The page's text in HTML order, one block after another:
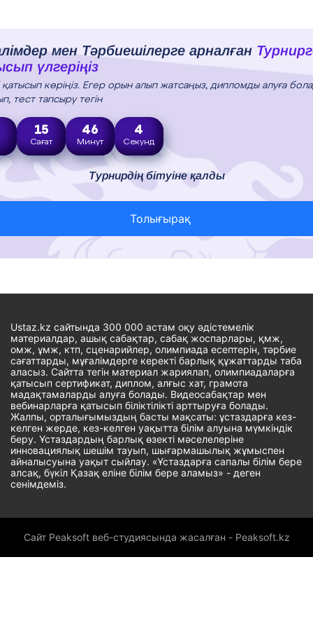
мен Тәрбиешілерге арналған
үлгеріңіз
қатысып көріңіз. Егер орын алып жатсаңыз, дипломды алуға
тест тапсыру тегін
15
Сағат
46
Минут
3
Секунд
Турнирдің бітуіне қалды
Толығырақ
Ustaz.kz сайтында 300 000 астам оқу әдістемелік
материалдар, ашық сабақтар, сабақ жоспарлары, қмж,
омж, ұмж, ктп, сценарийлер, олимпиада есептерін, тәрбие
сағаттарды, мұғалімдерге керекті барлық құжаттарды таба
аласыз. Сайтта тегін материал жариялап, олимпиадаларға
қатысып сертификат, диплом, алғыс хат, грамота
мадақтамаларды алуға болады. Видеосабақтар мен
вебинарларға қатысып біліктілікті арттыруға болады.
Жалпы, орталығымыздың басты мақсаты: ұстаздарға кез-
келген жерде, кез-келген уақытта білім алуына мүмкіндік
беру. Ұстаздардың барлық өзекті мәселелеріне
инновациялық шешім тауып, шығармашылық жұмыспен
айналысуына уақыт сыйлау. «Ұстаздарға сапалы білім бере
алсақ, бүкіл Қазақ еліне білім бере аламыз» - деген
сенімдеміз.
Сайт Peaksoft веб-студиясында жасалған - Peaksoft.kz